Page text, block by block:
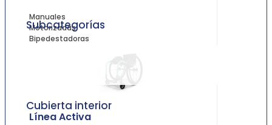
Manuales
Motorizadas
Bipedestadoras
Línea Activa
Subcategorías
Cubierta interior